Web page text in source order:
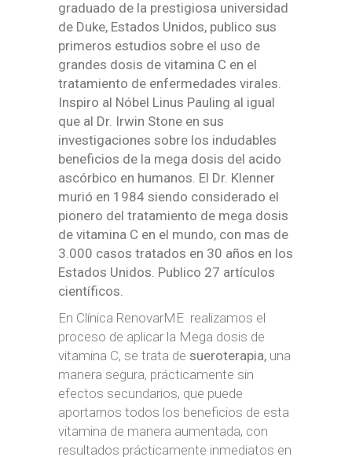
graduado de la prestigiosa universidad
de Duke, Estados Unidos, publico sus
primeros estudios sobre el uso de
grandes dosis de vitamina C en el
tratamiento de enfermedades virales.
Inspiro al Nóbel Linus Pauling al igual
que al Dr. Irwin Stone en sus
investigaciones sobre los indudables
beneficios de la mega dosis del acido
ascórbico en humanos. El Dr. Klenner
murió en 1984 siendo considerado el
pionero del tratamiento de mega dosis
de vitamina C en el mundo, con mas de
3.000 casos tratados en 30 años en los
Estados Unidos. Publico 27 artículos
científicos.
En Clínica RenovarME realizamos el
proceso de aplicar la Mega dosis de
vitamina C, se trata de sueroterapia, una
manera segura, prácticamente sin
efectos secundarios, que puede
aportarnos todos los beneficios de esta
vitamina de manera aumentada, con
resultados prácticamente inmediatos en